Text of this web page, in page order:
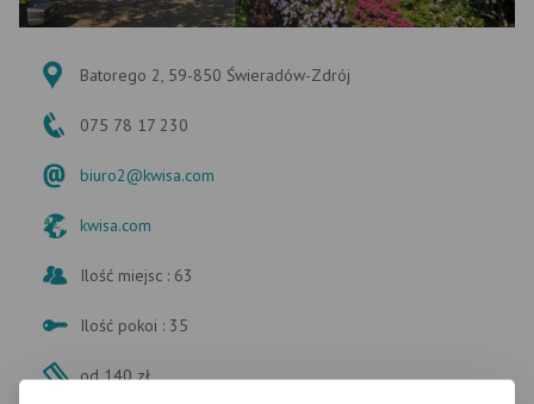
Batorego 2, 59-850 Świeradów-Zdrój
075 78 17 230
biuro2@kwisa.com
kwisa.com
Ilość miejsc : 63
Ilość pokoi : 35
od 140 zł